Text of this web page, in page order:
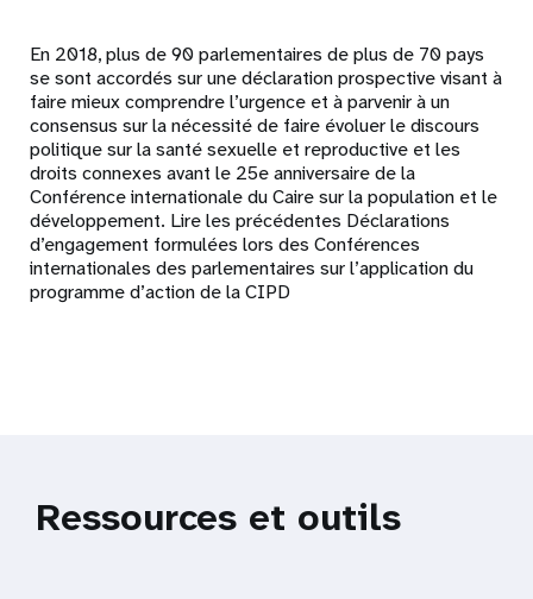
En 2018, plus de 90 parlementaires de plus de 70 pays
se sont accordés sur une déclaration prospective visant à
faire mieux comprendre l’urgence et à parvenir à un
consensus sur la nécessité de faire évoluer le discours
politique sur la santé sexuelle et reproductive et les
droits connexes avant le 25e anniversaire de la
Conférence internationale du Caire sur la population et le
développement. Lire les précédentes Déclarations
d’engagement formulées lors des Conférences
internationales des parlementaires sur l’application du
programme d’action de la CIPD
Ressources et outils